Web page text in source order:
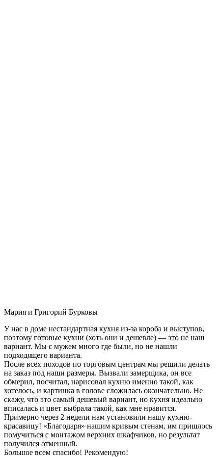
Мария и Григорий Бурковы
У нас в доме нестандартная кухня из-за короба и выступов,
поэтому готовые кухни (хоть они и дешевле) — это не наш
вариант. Мы с мужем много где были, но не нашли
подходящего варианта.
После всех походов по торговым центрам мы решили делать
на заказ под наши размеры. Вызвали замерщика, он все
обмерил, посчитал, нарисовал кухню именно такой, как
хотелось, и картинка в голове сложилась окончательно. Не
скажу, что это самый дешевый вариант, но кухня идеально
вписалась и цвет выбрала такой, как мне нравится.
Примерно через 2 недели нам установили нашу кухню-
красавицу! «Благодаря» нашим кривым стенам, им пришлось
помучиться с монтажом верхних шкафчиков, но результат
получился отменный.
Большое всем спасибо! Рекомендую!